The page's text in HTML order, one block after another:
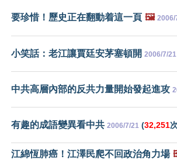
要珍惜！歷史正在翻動着這一頁 🖼️ 2006/
小笑話：老江讓賈廷安茅塞頓開 2006/7/21
中共高層內部的反共力量開始發起進攻
有趣的成語變異看中共 2006/7/21 (32,251
江綿恆肺癌！江澤民爬不回政治角力場